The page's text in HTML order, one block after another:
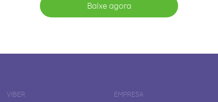
Baixe agora
VIBER EMPRESA